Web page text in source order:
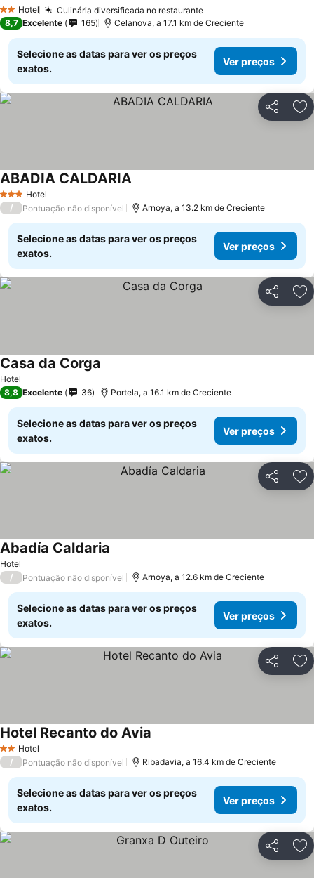
2 Estrelas
Hotel Culinária diversificada no restaurante
8,7 Excelente 165 Celanova, a 17.1 km de Creciente
Selecione as datas para ver os preços
exatos.
Ver preços
Partilhar
3 EstrelasHotel
ABADIA CALDARIA
/ Pontuação não disponível Arnoya, a 13.2 km de Creciente
Selecione as datas para ver os preços
exatos.
Ver preços
Partilhar
Hotel
Casa da Corga
8,8 Excelente 36 Portela, a 16.1 km de Creciente
Selecione as datas para ver os preços
exatos.
Ver preços
Partilhar
Hotel
Abadía Caldaria
/ Pontuação não disponível Arnoya, a 12.6 km de Creciente
Selecione as datas para ver os preços
exatos.
Ver preços
Partilhar
2 Estrelas
Hotel
Hotel Recanto do Avia
/ Pontuação não disponível Ribadavia, a 16.4 km de Creciente
Selecione as datas para ver os preços
exatos.
Ver preços
Partilhar